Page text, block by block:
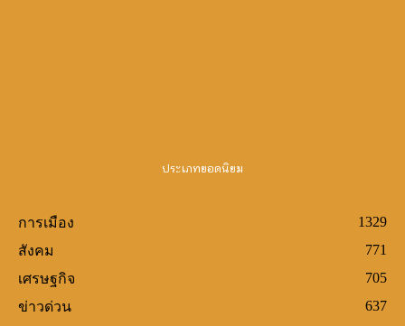
ประเภทยอดนิยม
การเมือง
1329
สังคม
771
เศรษฐกิจ
705
ข่าวด่วน
637